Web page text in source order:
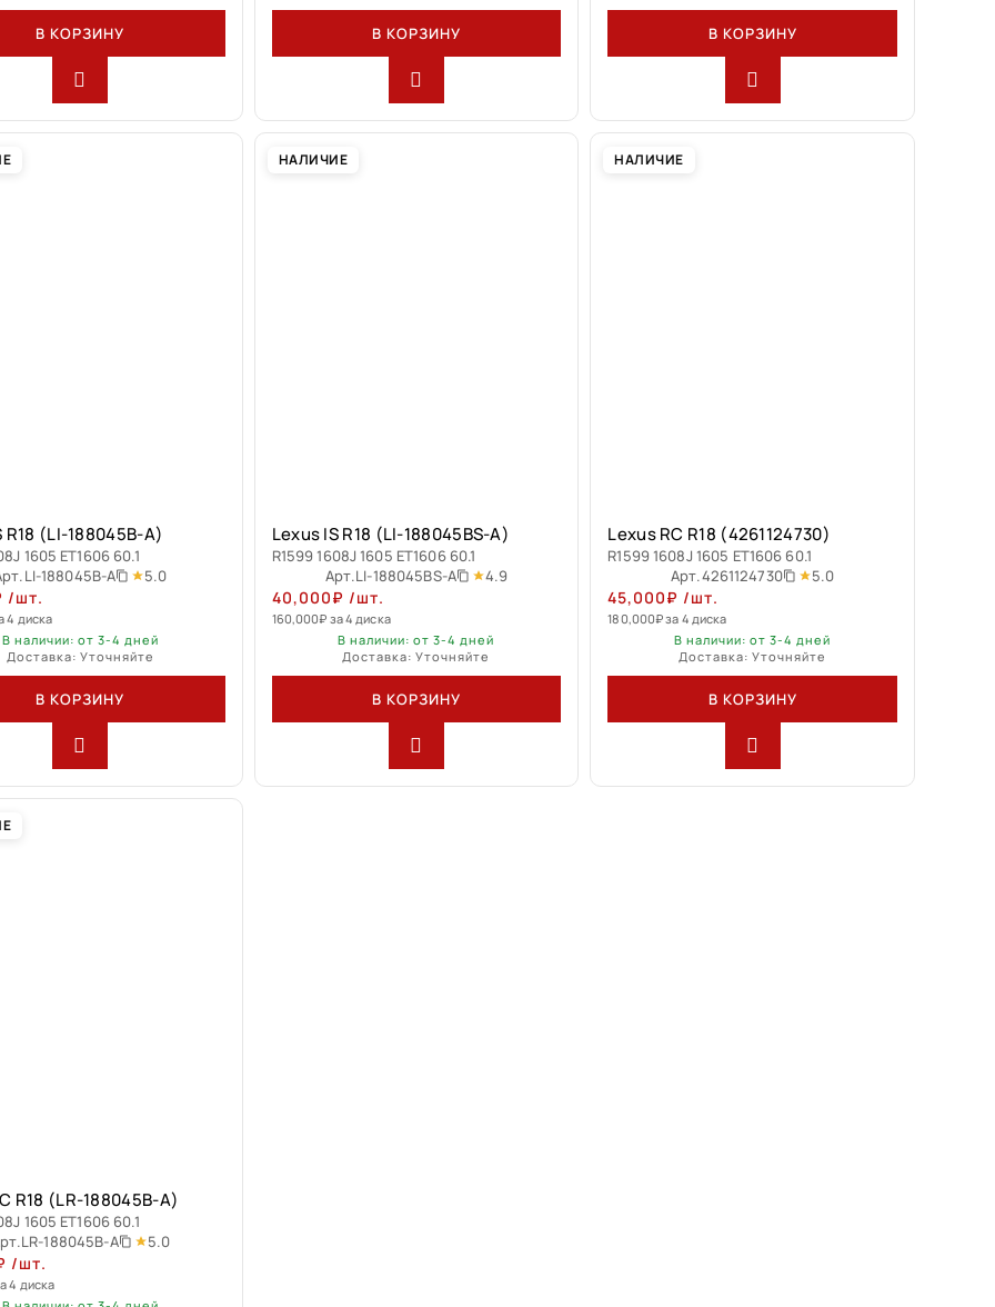
В КОРЗИНУ В КОРЗИНУ В КОРЗИНУ
R18 (LI-188045B-A)
1605 ET1606 60.1
LI-188045B-A 5.0
/шт.
4 диска
В наличии: от 3-4 дней
Доставка: Уточняйте
В КОРЗИНУ
НАЛИЧИЕ
Lexus IS R18 (LI-188045BS-A)
R1599 1608J 1605 ET1606 60.1
Арт.LI-188045BS-A 4.9
40,000₽ /шт.
160,000₽ за 4 диска
В наличии: от 3-4 дней
Доставка: Уточняйте
В КОРЗИНУ
НАЛИЧИЕ
Lexus RC R18 (4261124730)
R1599 1608J 1605 ET1606 60.1
Арт.4261124730 5.0
45,000₽ /шт.
180,000₽за 4 диска
В наличии: от 3-4 дней
Доставка: Уточняйте
В КОРЗИНУ
R18 (LR-188045B-A)
1605 ET1606 60.1
LR-188045B-A 5.0
/шт.
4 диска